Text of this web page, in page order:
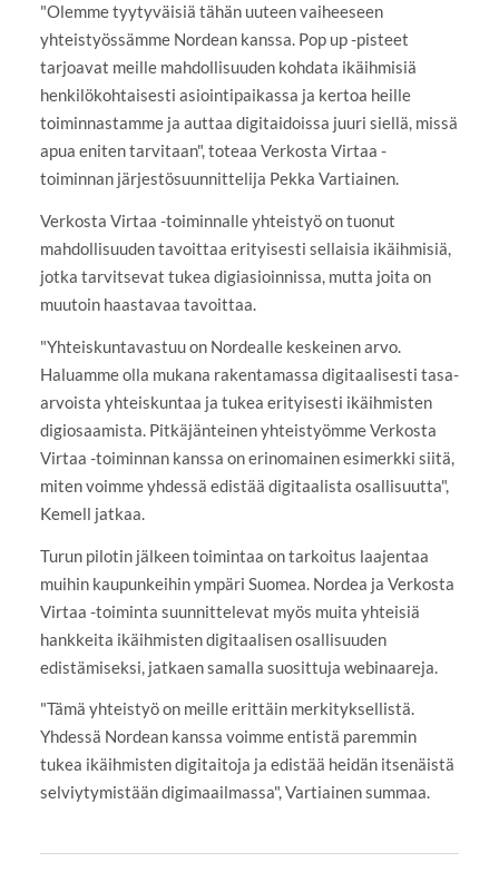
"Olemme tyytyväisiä tähän uuteen vaiheeseen
yhteistyössämme Nordean kanssa. Pop up -pisteet
tarjoavat meille mahdollisuuden kohdata ikäihmisiä
henkilökohtaisesti asiointipaikassa ja kertoa heille
toiminnastamme ja auttaa digitaidoissa juuri siellä, missä
apua eniten tarvitaan", toteaa Verkosta Virtaa -
toiminnan järjestösuunnittelija Pekka Vartiainen.
Verkosta Virtaa -toiminnalle yhteistyö on tuonut
mahdollisuuden tavoittaa erityisesti sellaisia ikäihmisiä,
jotka tarvitsevat tukea digiasioinnissa, mutta joita on
muutoin haastavaa tavoittaa.
"Yhteiskuntavastuu on Nordealle keskeinen arvo.
Haluamme olla mukana rakentamassa digitaalisesti tasa-
arvoista yhteiskuntaa ja tukea erityisesti ikäihmisten
digiosaamista. Pitkäjänteinen yhteistyömme Verkosta
Virtaa -toiminnan kanssa on erinomainen esimerkki siitä,
miten voimme yhdessä edistää digitaalista osallisuutta",
Kemell jatkaa.
Turun pilotin jälkeen toimintaa on tarkoitus laajentaa
muihin kaupunkeihin ympäri Suomea. Nordea ja Verkosta
Virtaa -toiminta suunnittelevat myös muita yhteisiä
hankkeita ikäihmisten digitaalisen osallisuuden
edistämiseksi, jatkaen samalla suosittuja webinaareja.
"Tämä yhteistyö on meille erittäin merkityksellistä.
Yhdessä Nordean kanssa voimme entistä paremmin
tukea ikäihmisten digitaitoja ja edistää heidän itsenäistä
selviytymistään digimaailmassa", Vartiainen summaa.